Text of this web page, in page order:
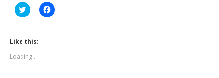
Click
to
Twitter
(Opens
in
window)
Click
to
Like this:
Loading...